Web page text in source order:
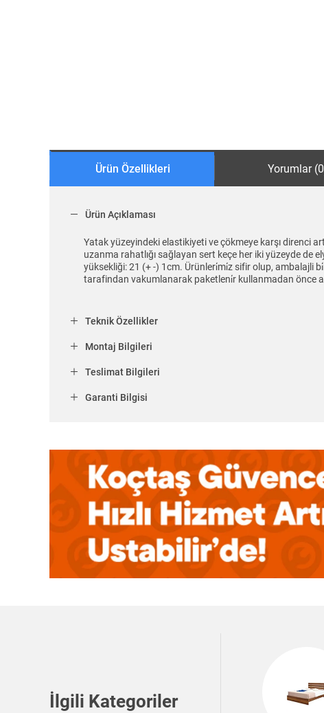
Ürün Özellikleri Yorumlar
Ürün Açıklaması
Yatak yüzeyindeki elastikiyeti ve çökmeye karşı direnci
uzanma rahatlığı sağlayan sert keçe her iki yüzeyde de
yüksekliği: 21 (+ -) 1cm. Ürünleri̇mi̇z sifir olup, ambalajli
tarafindan vakumlanarak paketleni̇r kullanmadan önce
Teknik Özellikler
Montaj Bilgileri
Teslimat Bilgileri
Garanti Bilgisi
İlgili Kategoriler